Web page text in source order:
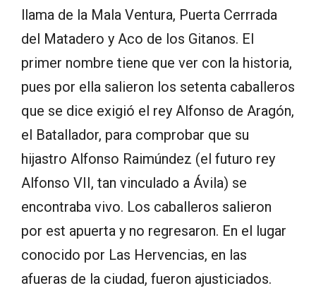
llama de la Mala Ventura, Puerta Cerrrada
del Matadero y Aco de los Gitanos. El
primer nombre tiene que ver con la historia,
pues por ella salieron los setenta caballeros
que se dice exigió el rey Alfonso de Aragón,
el Batallador, para comprobar que su
hijastro Alfonso Raimúndez (el futuro rey
Alfonso VII, tan vinculado a Ávila) se
encontraba vivo. Los caballeros salieron
por est apuerta y no regresaron. En el lugar
conocido por Las Hervencias, en las
afueras de la ciudad, fueron ajusticiados.